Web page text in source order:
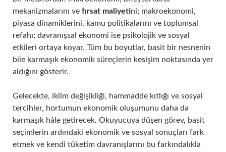
mekanizmalarını ve fırsat maliyetini; makroekonomi,
piyasa dinamiklerini, kamu politikalarını ve toplumsal
refahı; davranışsal ekonomi ise psikolojik ve sosyal
etkileri ortaya koyar. Tüm bu boyutlar, basit bir nesnenin
bile karmaşık ekonomik süreçlerin kesişim noktasında yer
aldığını gösterir.
Gelecekte, iklim değişikliği, hammadde kıtlığı ve sosyal
tercihler, hortumun ekonomik oluşumunu daha da
karmaşık hâle getirecek. Okuyucuya düşen görev, basit
seçimlerin ardındaki ekonomik ve sosyal sonuçları fark
etmek ve kendi tüketim davranışlarını bu farkındalıkla